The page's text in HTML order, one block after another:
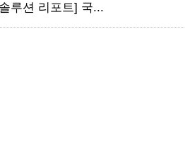
루션 리포트] 국...